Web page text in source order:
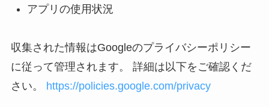
アプリの使用状況
収集された情報はGoogleのプライバシーポリシー
に従って管理されます。 詳細は以下をご確認くだ
さい。
https://policies.google.com/privacy